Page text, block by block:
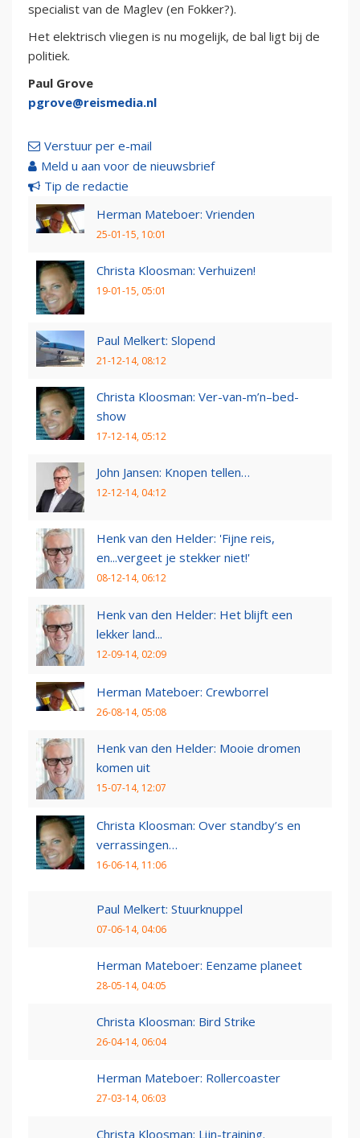
specialist van de Maglev (en Fokker?).
Het elektrisch vliegen is nu mogelijk, de bal ligt bij de
politiek.
Paul Grove
pgrove@reismedia.nl
Verstuur per e-mail
Meld u aan voor de nieuwsbrief
Tip de redactie
Herman Mateboer: Vrienden
25-01-15, 10:01
Christa Kloosman: Verhuizen!
19-01-15, 05:01
Paul Melkert: Slopend
21-12-14, 08:12
Christa Kloosman: Ver-van-m’n–bed-
show
17-12-14, 05:12
John Jansen: Knopen tellen…
12-12-14, 04:12
Henk van den Helder: 'Fijne reis,
en...vergeet je stekker niet!'
08-12-14, 06:12
Henk van den Helder: Het blijft een
lekker land...
12-09-14, 02:09
Herman Mateboer: Crewborrel
26-08-14, 05:08
Henk van den Helder: Mooie dromen
komen uit
15-07-14, 12:07
Christa Kloosman: Over standby’s en
verrassingen…
16-06-14, 11:06
Paul Melkert: Stuurknuppel
07-06-14, 04:06
Herman Mateboer: Eenzame planeet
28-05-14, 04:05
Christa Kloosman: Bird Strike
26-04-14, 06:04
Herman Mateboer: Rollercoaster
27-03-14, 06:03
Christa Kloosman: Lijn-training.